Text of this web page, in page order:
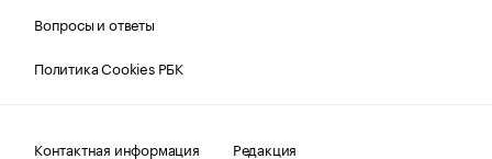
Вопросы и ответы
Политика Cookies РБК
Контактная информация Редакция